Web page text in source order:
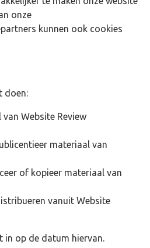
onze
kunnen ook cookies
doen:
Website Review
materiaal van
of kopieer materiaal van
vanuit Website
in op de datum hiervan.